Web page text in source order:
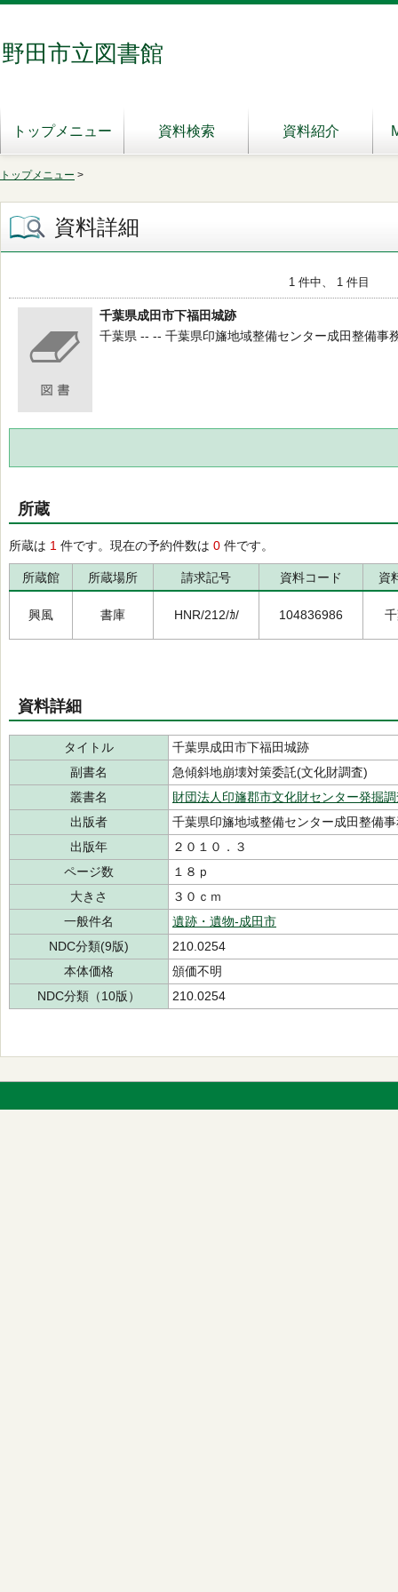
野田市立図書館
トップメニュー 資料検索 資料紹介
トップメニュー >
資料詳細
1 件中、 1 件目
千葉県成田市下福田城跡
千葉県 -- -- 千葉県印旛地域整備センター成田整備事
所蔵
所蔵は 1 件です。現在の予約件数は 0 件です。
所蔵館 所蔵場所 請求記号 資料コード 資
興風 書庫 HNR/212/ｶ/ 104836986
資料詳細
タイトル
千葉県成田市下福田城跡
副書名
急傾斜地崩壊対策委託(文化財調査)
叢書名
財団法人印旛郡市文化財センター発掘
出版者
千葉県印旛地域整備センター成田整備
出版年
２０１０．３
ページ数
１８ｐ
大きさ
３０ｃｍ
一般件名
遺跡・遺物-成田市
NDC分類(9版)
210.0254
本体価格
頒価不明
NDC分類（10版）
210.0254